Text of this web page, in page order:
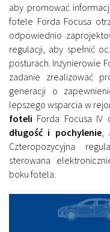
aby promować
fotele Forda Focusa
odpowiednio
regulacji, aby spełnić
posturach. Inżynierowie
zadanie zrealizować
generacji o
lepszego wsparcia w
foteli Forda Focusa
długość i pochylenie,
Czteropozycyjna
sterowana
boku fotela.